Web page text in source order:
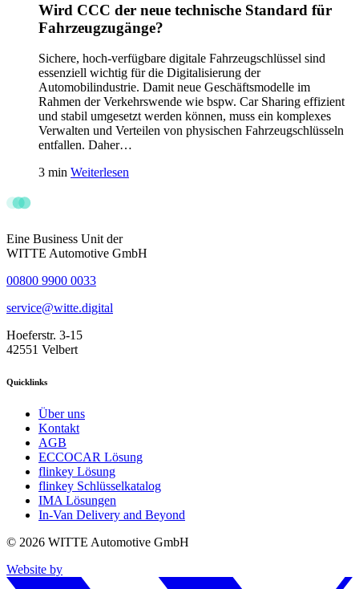
Wird CCC der neue technische Standard für
Fahrzeugzugänge?
Sichere, hoch-verfügbare digitale Fahrzeugschlüssel sind
essenziell wichtig für die Digitalisierung der
Automobilindustrie. Damit neue Geschäftsmodelle im
Rahmen der Verkehrswende wie bspw. Car Sharing effizient
und stabil umgesetzt werden können, muss ein komplexes
Verwalten und Verteilen von physischen Fahrzeugschlüsseln
entfallen. Daher…
3 min Weiterlesen
Eine Business Unit der
WITTE Automotive GmbH
00800 9900 0033
service@witte.digital
Hoeferstr. 3-15
42551 Velbert
Quicklinks
Über uns
Kontakt
AGB
ECCOCAR Lösung
flinkey Lösung
flinkey Schlüsselkatalog
IMA Lösungen
In-Van Delivery and Beyond
© 2026 WITTE Automotive GmbH
Website by